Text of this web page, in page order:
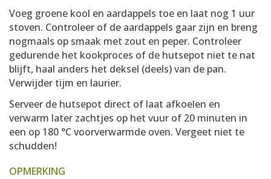
Voeg groene kool en aardappels toe en laat nog 1 uur
stoven. Controleer of de aardappels gaar zijn en breng
nogmaals op smaak met zout en peper. Controleer
gedurende het kookproces of de hutsepot niet te nat
blijft, haal anders het deksel (deels) van de pan.
Verwijder tijm en laurier.
Serveer de hutsepot direct of laat afkoelen en
verwarm later zachtjes op het vuur of 20 minuten in
een op 180 °C voorverwarmde oven. Vergeet niet te
schudden!
OPMERKING